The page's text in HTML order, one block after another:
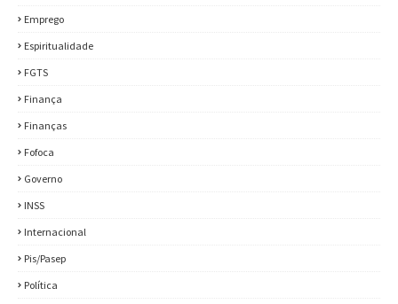
Emprego
Espiritualidade
FGTS
Finança
Finanças
Fofoca
Governo
INSS
Internacional
Pis/Pasep
Política